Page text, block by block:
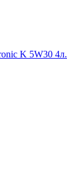
K 5W30 4л.